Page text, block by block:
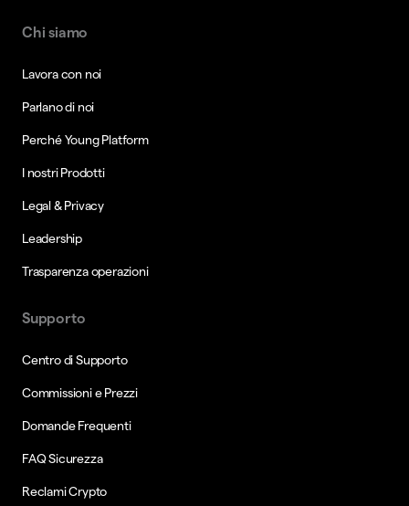
Chi siamo
Lavora con noi
Parlano di noi
Perché Young Platform
I nostri Prodotti
Legal & Privacy
Leadership
Trasparenza operazioni
Supporto
Centro di Supporto
Commissioni e Prezzi
Domande Frequenti
FAQ Sicurezza
Reclami Crypto